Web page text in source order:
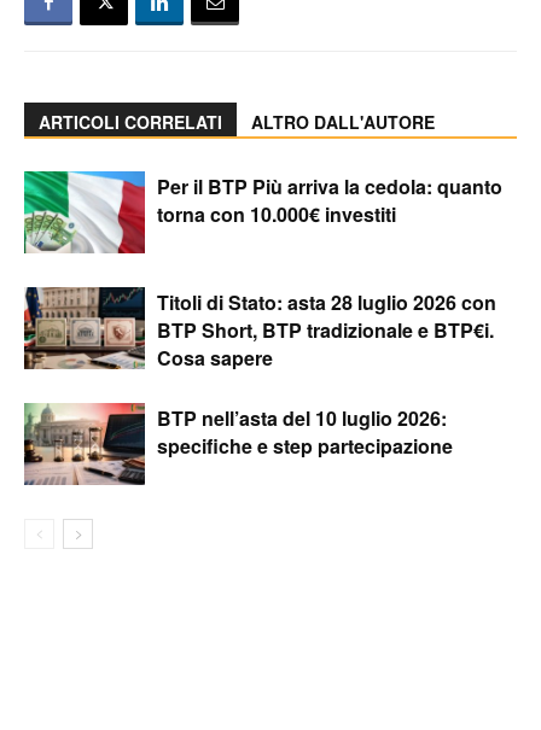
ARTICOLI CORRELATI ALTRO DALL'AUTORE
Per il BTP Più arriva la cedola: quanto
torna con 10.000€ investiti
Titoli di Stato: asta 28 luglio 2026 con
BTP Short, BTP tradizionale e BTP€i.
Cosa sapere
BTP nell’asta del 10 luglio 2026:
specifiche e step partecipazione